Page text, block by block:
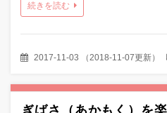
続きを読む
2017-11-03 （2018-11-07更新）